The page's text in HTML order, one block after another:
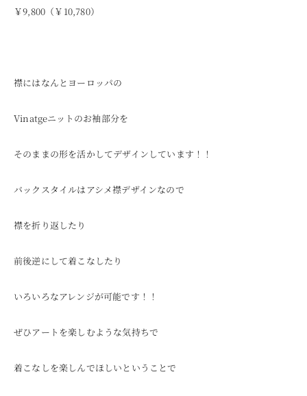
￥9,800（￥10,780）
襟にはなんとヨーロッパの
Vinatgeニットのお袖部分を
そのままの形を活かしてデザインしています！！
バックスタイルはアシメ襟デザインなので
襟を折り返したり
前後逆にして着こなしたり
いろいろなアレンジが可能です！！
ぜひアートを楽しむような気持ちで
着こなしを楽しんでほしいということで